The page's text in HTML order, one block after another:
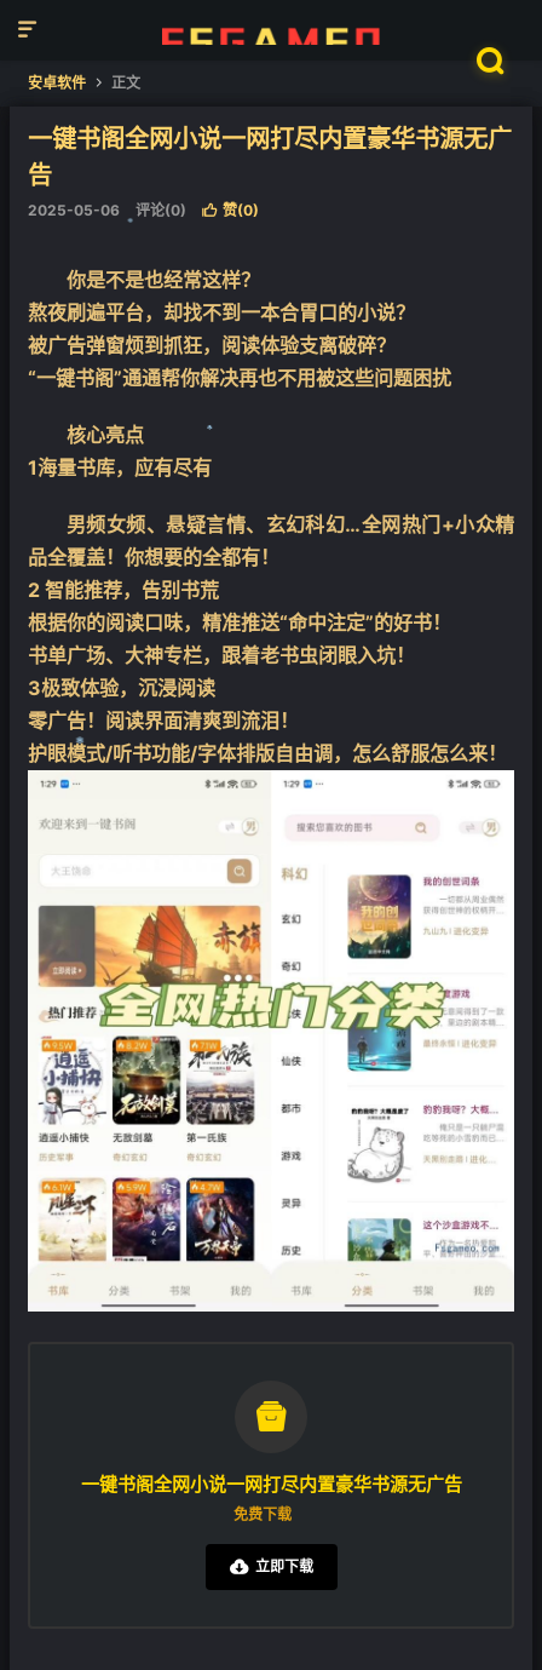


安卓软件  正文
一键书阁全网小说一网打尽内置豪华书源无广
告
2025-05-06 评论(0)  赞(0)
你是不是也经常这样？
熬夜刷遍平台，却找不到一本合胃口的小说？
被广告弹窗烦到抓狂，阅读体验支离破碎？
“一键书阁”通通帮你解决再也不用被这些问题困扰
核心亮点
1海量书库，应有尽有
男频女频、悬疑言情、玄幻科幻…全网热门+小众精
品全覆盖！你想要的全都有！
2 智能推荐，告别书荒
根据你的阅读口味，精准推送“命中注定”的好书！
书单广场、大神专栏，跟着老书虫闭眼入坑！
3极致体验，沉浸阅读
零广告！阅读界面清爽到流泪！
护眼模式/听书功能/字体排版自由调，怎么舒服怎么来！

一键书阁全网小说一网打尽内置豪华书源无广告
免费下载
立即下载
❄
❄